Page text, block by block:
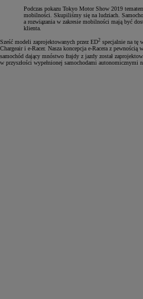
Podczas pokazu Tokyo Motor Show 2019
mobilności. Skupiliśmy się na ludziach.
a rozwiązania w zakresie mobilności mają być
klienta.
Sześć modeli zaprojektowanych przez ED2 specjalnie na tę
Chargeair i e-Racer. Nasza koncepcja e-Racera z pewnością
samochód dający mnóstwo frajdy z jazdy został
w przyszłości wypełnionej samochodami autonomicznymi